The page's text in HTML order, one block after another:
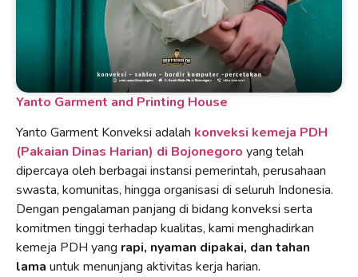
Yanto Garment and Printing House
Yanto Garment Konveksi adalah konveksi kemeja PDH
(Pakaian Dinas Harian) di Bojonegoro yang telah
dipercaya oleh berbagai instansi pemerintah, perusahaan
swasta, komunitas, hingga organisasi di seluruh Indonesia.
Dengan pengalaman panjang di bidang konveksi serta
komitmen tinggi terhadap kualitas, kami menghadirkan
kemeja PDH yang rapi, nyaman dipakai, dan tahan
lama untuk menunjang aktivitas kerja harian.